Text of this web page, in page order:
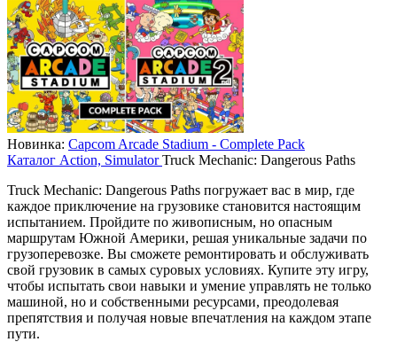
Новинка: Capcom Arcade Stadium - Complete Pack
Каталог Action, Simulator Truck Mechanic: Dangerous Paths
Truck Mechanic: Dangerous Paths погружает вас в мир, где
каждое приключение на грузовике становится настоящим
испытанием. Пройдите по живописным, но опасным
маршрутам Южной Америки, решая уникальные задачи по
грузоперевозке. Вы сможете ремонтировать и обслуживать
свой грузовик в самых суровых условиях. Купите эту игру,
чтобы испытать свои навыки и умение управлять не только
машиной, но и собственными ресурсами, преодолевая
препятствия и получая новые впечатления на каждом этапе
пути.